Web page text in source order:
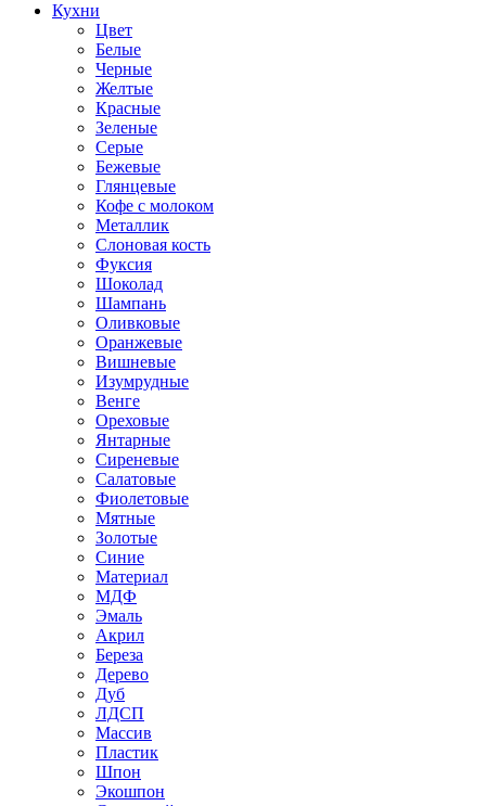
Кухни
Цвет
Белые
Черные
Желтые
Красные
Зеленые
Серые
Бежевые
Глянцевые
Кофе с молоком
Металлик
Слоновая кость
Фуксия
Шоколад
Шампань
Оливковые
Оранжевые
Вишневые
Изумрудные
Венге
Ореховые
Янтарные
Сиреневые
Салатовые
Фиолетовые
Мятные
Золотые
Синие
Материал
МДФ
Эмаль
Акрил
Береза
Дерево
Дуб
ЛДСП
Массив
Пластик
Шпон
Экошпон